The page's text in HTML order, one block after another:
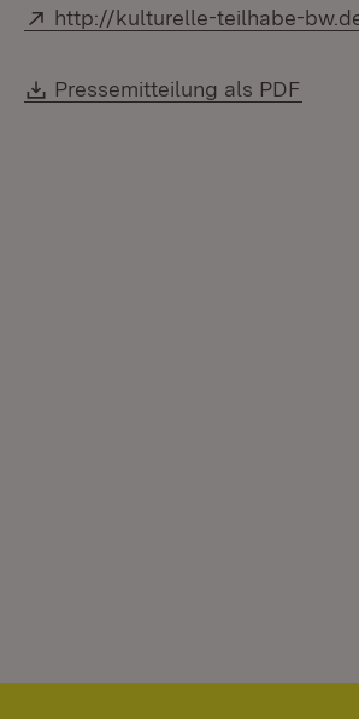
Extern:
http://kulturelle-teilhabe-
Download:
Pressemitteilung als PDF